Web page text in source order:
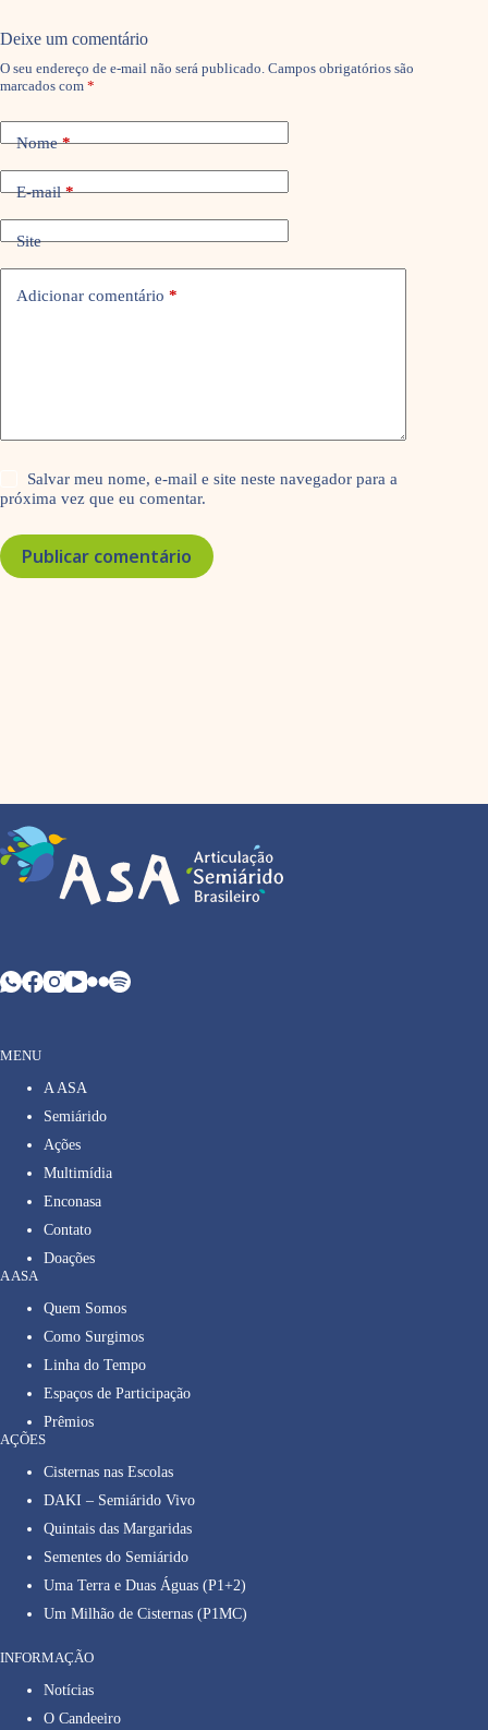
Deixe um comentário
O seu endereço de e-mail não será publicado. Campos obrigatórios são
marcados com *
Nome*
E-mail*
Site
Adicionar comentário *
Salvar meu nome, e-mail e site neste navegador para a
próxima vez que eu comentar.
Publicar comentário
MENU
A ASA
Semiárido
Ações
Multimídia
Enconasa
Contato
Doações
A ASA
Quem Somos
Como Surgimos
Linha do Tempo
Espaços de Participação
Prêmios
AÇÕES
Cisternas nas Escolas
DAKI – Semiárido Vivo
Quintais das Margaridas
Sementes do Semiárido
Uma Terra e Duas Águas (P1+2)
Um Milhão de Cisternas (P1MC)
INFORMAÇÃO
Notícias
O Candeeiro